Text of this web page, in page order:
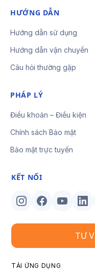
HƯỚNG DẪN
Hướng dẫn sử dụng
Hướng dẫn vận chuyển
Câu hỏi thường gặp
PHÁP LÝ
Điều khoản – Điều kiện
Chính sách Bảo mật
Bảo mật trực tuyến
KẾT NỐI
TƯ
TẢI ỨNG DỤNG